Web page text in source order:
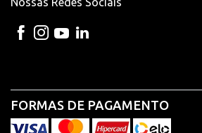
FORMAS DE PAGAMENTO